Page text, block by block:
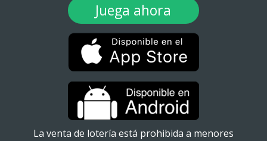
Juega ahora
La venta de lotería está prohibida a menores